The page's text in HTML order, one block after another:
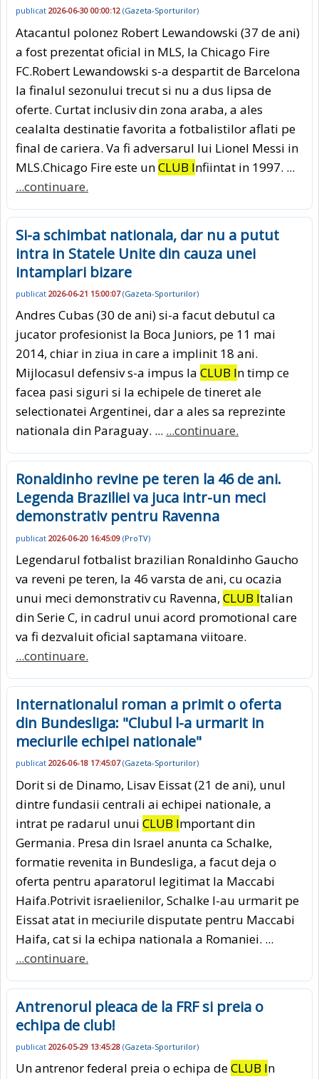
publicat 2026-06-30 00:00:12 (Gazeta-Sporturilor)
Atacantul polonez Robert Lewandowski (37 de ani)
a fost prezentat oficial in MLS, la Chicago Fire
FC.Robert Lewandowski s-a despartit de Barcelona
la finalul sezonului trecut si nu a dus lipsa de
oferte. Curtat inclusiv din zona araba, a ales
cealalta destinatie favorita a fotbalistilor aflati pe
final de cariera. Va fi adversarul lui Lionel Messi in
MLS.Chicago Fire este unCLUB Infiintat in 1997. ...
...continuare.
Si-a schimbat nationala, dar nu a putut
intra in Statele Unite din cauza unei
intamplari bizare
publicat 2026-06-21 15:00:07(Gazeta-Sporturilor)
Andres Cubas (30 de ani) si-a facut debutul ca
jucator profesionist la Boca Juniors, pe 11 mai
2014, chiar in ziua in care a implinit 18 ani.
Mijlocasul defensiv s-a impus la CLUB In timp ce
facea pasi siguri si la echipele de tineret ale
selectionatei Argentinei, dar a ales sa reprezinte
nationala din Paraguay. ... ...continuare.
Ronaldinho revine pe teren la 46 de ani.
Legenda Braziliei va juca intr-un meci
demonstrativ pentru Ravenna
publicat 2026-06-20 16:45:09 (ProTV)
Legendarul fotbalist brazilian Ronaldinho Gaucho
va reveni pe teren, la 46 varsta de ani, cu ocazia
unui meci demonstrativ cu Ravenna, CLUB Italian
din Serie C, in cadrul unui acord promotional care
va fi dezvaluit oficial saptamana viitoare.
...continuare.
Internationalul roman a primit o oferta
din Bundesliga: "Clubul l-a urmarit in
meciurile echipei nationale"
publicat 2026-06-18 17:45:07(Gazeta-Sporturilor)
Dorit si de Dinamo, Lisav Eissat (21 de ani), unul
dintre fundasii centrali ai echipei nationale, a
intrat pe radarul unui CLUB Important din
Germania. Presa din Israel anunta ca Schalke,
formatie revenita in Bundesliga, a facut deja o
oferta pentru aparatorul legitimat la Maccabi
Haifa.Potrivit israelienilor, Schalke l-au urmarit pe
Eissat atat in meciurile disputate pentru Maccabi
Haifa, cat si la echipa nationala a Romaniei. ...
...continuare.
Antrenorul pleaca de la FRF si preia o
echipa de club!
publicat 2026-05-29 13:45:28 (Gazeta-Sporturilor)
Un antrenor federal preia o echipa deCLUB In